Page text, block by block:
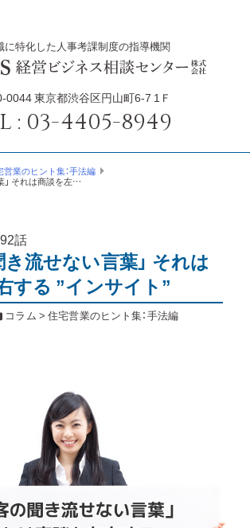
に特化した人事考課制度の指導機関
0044東京都渋谷区円山町6-7 1Ｆ
: 03-4405-8949
営業のヒント集：手法編
「顧客の聞き流せない言葉」 それは商談を左右する ”インサイト”
話
き流せない言葉」 それは
する ”インサイト”
コラム >住宅営業のヒント集：手法編